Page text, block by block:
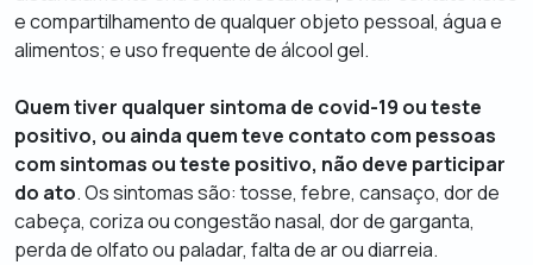
e compartilhamento de qualquer objeto pessoal, água e
alimentos; e uso frequente de álcool gel.
Quem tiver qualquer sintoma de covid-19 ou teste
positivo, ou ainda quem teve contato com pessoas
com sintomas ou teste positivo, não deve participar
do ato. Os sintomas são: tosse, febre, cansaço, dor de
cabeça, coriza ou congestão nasal, dor de garganta,
perda de olfato ou paladar, falta de ar ou diarreia.